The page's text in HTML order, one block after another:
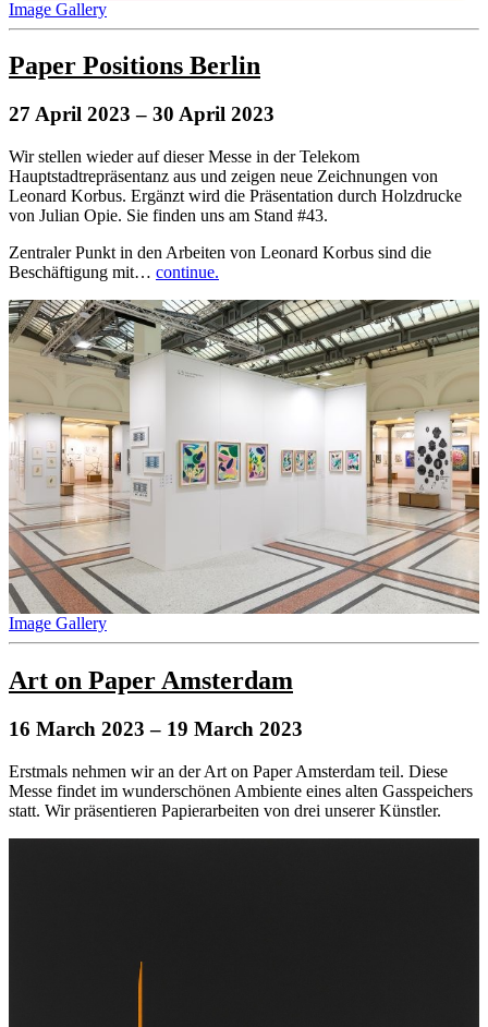
Image Gallery
Paper Positions Berlin
27 April 2023 – 30 April 2023
Wir stellen wieder auf dieser Messe in der Telekom
Hauptstadtrepräsentanz aus und zeigen neue Zeichnungen von
Leonard Korbus. Ergänzt wird die Präsentation durch Holzdrucke
von Julian Opie. Sie finden uns am Stand #43.
Zentraler Punkt in den Arbeiten von Leonard Korbus sind die
Beschäftigung mit… continue.
Image Gallery
Art on Paper Amsterdam
16 March 2023 – 19 March 2023
Erstmals nehmen wir an der Art on Paper Amsterdam teil. Diese
Messe findet im wunderschönen Ambiente eines alten Gasspeichers
statt. Wir präsentieren Papierarbeiten von drei unserer Künstler.